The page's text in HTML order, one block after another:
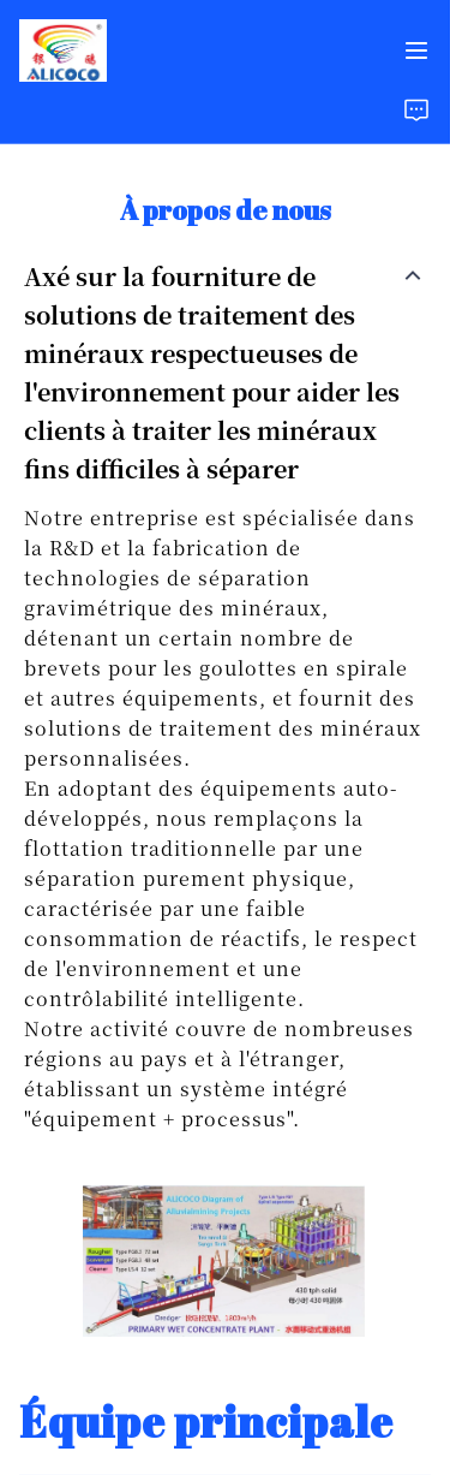
À propos de nous
Axé sur la fourniture de
solutions de traitement des
minéraux respectueuses de
l'environnement pour aider les
clients à traiter les minéraux
fins difficiles à séparer
Notre entreprise est spécialisée dans
la R&D et la fabrication de
technologies de séparation
gravimétrique des minéraux,
détenant un certain nombre de
brevets pour les goulottes en spirale
et autres équipements, et fournit des
solutions de traitement des minéraux
personnalisées.
En adoptant des équipements auto-
développés, nous remplaçons la
flottation traditionnelle par une
séparation purement physique,
caractérisée par une faible
consommation de réactifs, le respect
de l'environnement et une
contrôlabilité intelligente.
Notre activité couvre de nombreuses
régions au pays et à l'étranger,
établissant un système intégré
"équipement + processus".
Équipe principale
Études de Cas
À Propos de Nous
FAQ